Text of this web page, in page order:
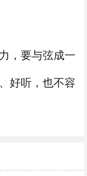
，要与弦成一
好听，也不容